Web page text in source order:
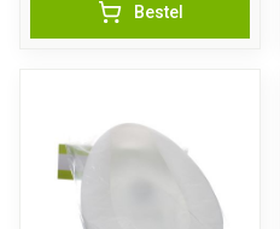
Bestel